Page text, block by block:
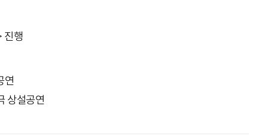
진행
연
상설공연